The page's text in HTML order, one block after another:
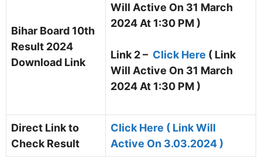
Bihar Board 10th
Result 2024
Download Link
Will Active On 31 March
2024 At 1:30 PM )
Link 2 – Click Here ( Link
Will Active On 31 March
2024 At 1:30 PM )
Direct Link to
Check Result
Click Here ( Link Will
Active On 3.03.2024 )